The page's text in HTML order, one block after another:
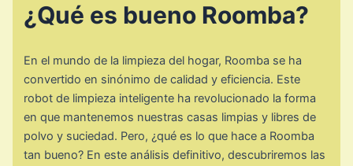
¿Qué es bueno Roomba?
En el mundo de la limpieza del hogar, Roomba se ha
convertido en sinónimo de calidad y eficiencia. Este
robot de limpieza inteligente ha revolucionado la forma
en que mantenemos nuestras casas limpias y libres de
polvo y suciedad. Pero, ¿qué es lo que hace a Roomba
tan bueno? En este análisis definitivo, descubriremos las